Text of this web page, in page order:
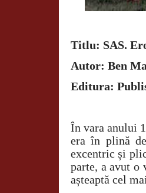
Titlu: SAS.
Autor: Ben
Editura:
În vara anului
era în plină
excentric și
parte, a avut o
așteaptă cel